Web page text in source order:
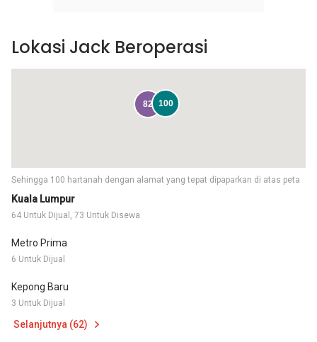
Kuala Lumpur
64 Untuk Dijual, 73 Untuk Disewa
Metro Prima
6 Untuk Dijual
Kepong Baru
3 Untuk Dijual
Selanjutnya (62)
Sehingga 100 hartanah dengan alamat yang tepat dipaparkan di atas peta
82 100
Lokasi Jack Beroperasi